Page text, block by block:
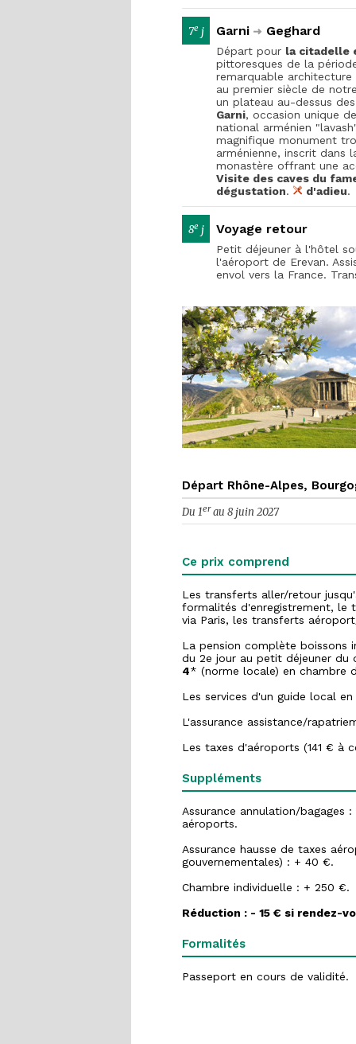
7e j Garni Geghard
Départ pour la citadelle
pittoresques de la
remarquable
au premier siècle de
un plateau au-dessus
Garni, occasion unique
national arménien
magnifique monument
arménienne, inscrit dans
monastère offrant une
Visite des caves du
dégustation. d'adieu.
8e j Voyage retour
Petit déjeuner à l'hôtel
l'aéroport de Erevan.
envol vers la France.
Départ Rhône-Alpes,
Du 1erau 8 juin 2027
Ce prix comprend
Les transferts aller/retour
formalités d'enregistrement, le
via Paris, les transferts
La pension complète boissons
du 2e jour au petit déjeuner du
4* (norme locale) en chambre
Les services d'un guide local
L'assurance assistance/
Les taxes d'aéroports (141 € à
Suppléments
Assurance annulation/
aéroports.
Assurance hausse de taxes
gouvernementales) : + 40 €.
Chambre individuelle : + 250 €.
Réduction : - 15 € si rendez-
Formalités
Passeport en cours de validité.